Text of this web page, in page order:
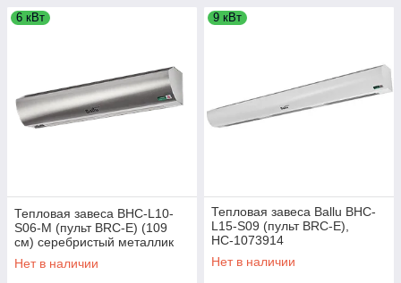
6 кВт
Тепловая завеса BHC-L10-
S06-М (пульт BRC-E) (109
см) серебристый металлик
Нет в наличии
9 кВт
Тепловая завеса Ballu BHC-
L15-S09 (пульт BRC-E),
НС-1073914
Нет в наличии